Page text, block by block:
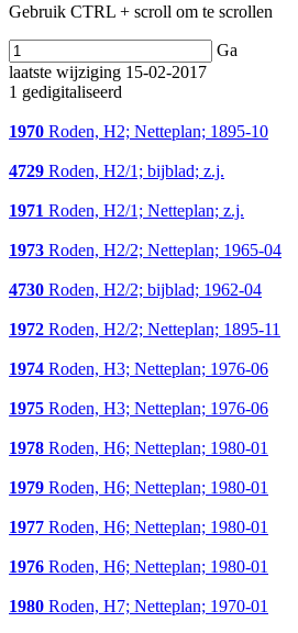
Gebruik CTRL + scroll om te scrollen
Ga
laatste wijziging 15-02-2017
1 gedigitaliseerd
1970 Roden, H2; Netteplan; 1895-10
4729 Roden, H2/1; bijblad; z.j.
1971 Roden, H2/1; Netteplan; z.j.
1973 Roden, H2/2; Netteplan; 1965-04
4730 Roden, H2/2; bijblad; 1962-04
1972 Roden, H2/2; Netteplan; 1895-11
1974 Roden, H3; Netteplan; 1976-06
1975 Roden, H3; Netteplan; 1976-06
1978 Roden, H6; Netteplan; 1980-01
1979 Roden, H6; Netteplan; 1980-01
1977 Roden, H6; Netteplan; 1980-01
1976 Roden, H6; Netteplan; 1980-01
1980 Roden, H7; Netteplan; 1970-01